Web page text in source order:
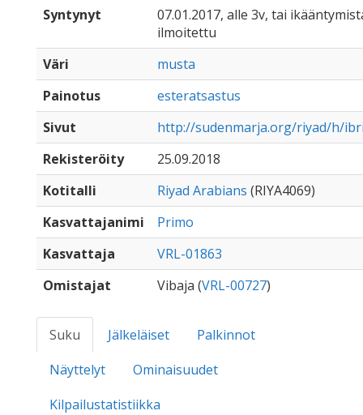
Syntynyt
07.01.2017, alle 3v, tai
ilmoitettu
Väri
musta
Painotus
esteratsastus
Sivut
http://sudenmarja.org/riyad/h/
Rekisteröity
25.09.2018
Kotitalli
Riyad Arabians (RIYA4069)
Kasvattajanimi
Primo
Kasvattaja
VRL-01863
Omistajat
Vibaja (VRL-00727)
Suku Jälkeläiset
Palkinnot
Näyttelyt
Ominaisuudet
Kilpailustatistiikka